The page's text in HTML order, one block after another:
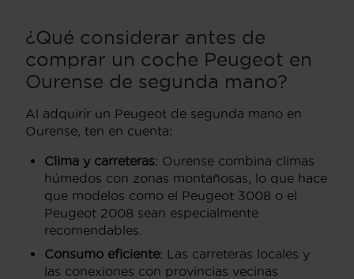
¿Qué considerar antes de
comprar un coche Peugeot en
Ourense de segunda mano?
Al adquirir un Peugeot de segunda mano en
Ourense, ten en cuenta:
Clima y carreteras: Ourense combina climas
húmedos con zonas montañosas, lo que hace
que modelos como el Peugeot 3008 o el
Peugeot 2008 sean especialmente
recomendables.
Consumo eficiente: Las carreteras locales y
las conexiones con provincias vecinas